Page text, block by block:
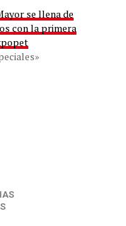
se llena de
con la primera